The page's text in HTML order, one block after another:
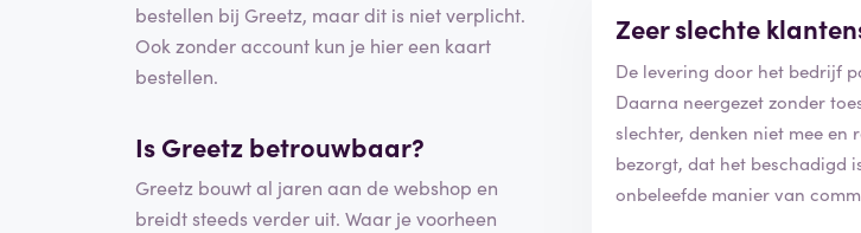
bestellen bij Greetz, maar dit is niet verplicht.
Ook zonder account kun je hier een kaart
bestellen.
Is Greetz betrouwbaar?
Greetz bouwt al jaren aan de webshop en
breidt steeds verder uit. Waar je voorheen
Zeer slechte
De levering door het bedrijf
Daarna neergezet zonder
slechter, denken niet mee en
bezorgt, dat het beschadigd
onbeleefde manier van